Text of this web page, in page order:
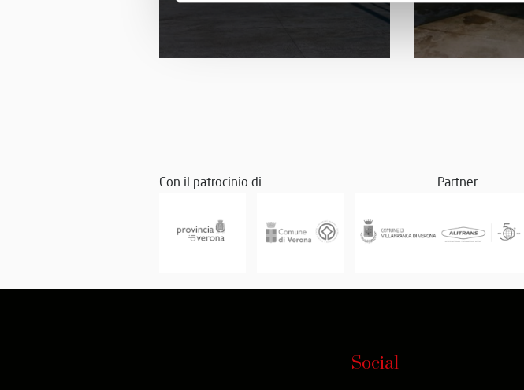
Con il patrocinio di Partner
Social